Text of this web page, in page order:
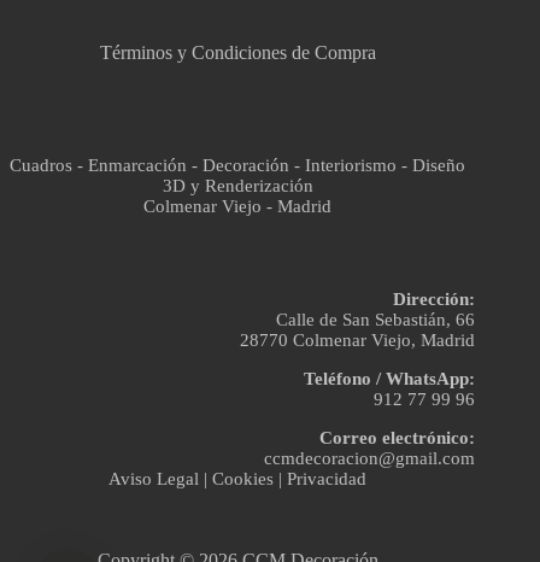
Términos y Condiciones de Compra
Cuadros - Enmarcación - Decoración - Interiorismo - Diseño
3D y Renderización
Colmenar Viejo - Madrid
Dirección:
Calle de San Sebastián, 66
28770 Colmenar Viejo, Madrid
Teléfono / WhatsApp:
912 77 99 96
Correo electrónico:
ccmdecoracion@gmail.com
Aviso Legal |Cookies |Privacidad